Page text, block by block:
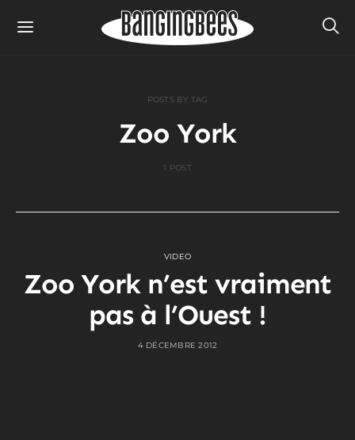
POSTS BY TAG
Zoo York
1 POST
VIDEO
Zoo York n’est vraiment
pas à l’Ouest !
4 DÉCEMBRE 2012